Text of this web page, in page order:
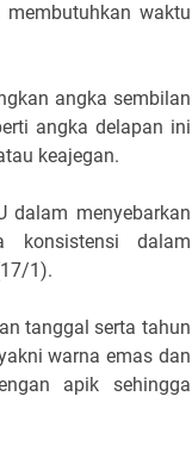
waktu
angka sembilan
angka delapan ini
keajegan.
dalam menyebarkan
konsistensi dalam
1).
tanggal serta tahun
warna emas dan
apik sehingga